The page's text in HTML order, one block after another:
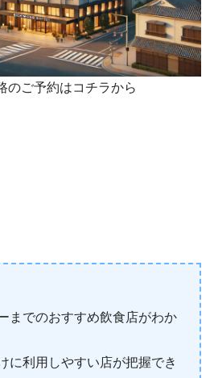
のご予約はコチラから
までのおすすめ飲食店がわか
に利用しやすい店が把握でき